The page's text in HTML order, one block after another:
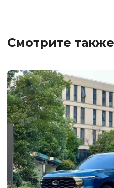
Смотрите также